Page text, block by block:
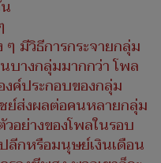
มีวิธีการกระจายกลุ่ม
บางกลุ่มมากกว่า โพล
ค์ประกอบของกลุ่ม
ย์ส่งผลต่อคนหลายกลุ่ม
อย่างของโพลในรอบ
กหรือมนุษย์เงินเดือน